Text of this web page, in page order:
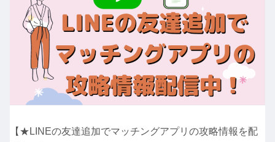
【★LINEの友達追加でマッチングアプリの攻略情報を配